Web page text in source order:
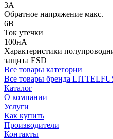
3А
Обратное напряжение макс.
6В
Ток утечки
100нА
Характеристики
защита ESD
Все товары категории
Все товары бренда
Каталог
О компании
Услуги
Как купить
Производители
Контакты